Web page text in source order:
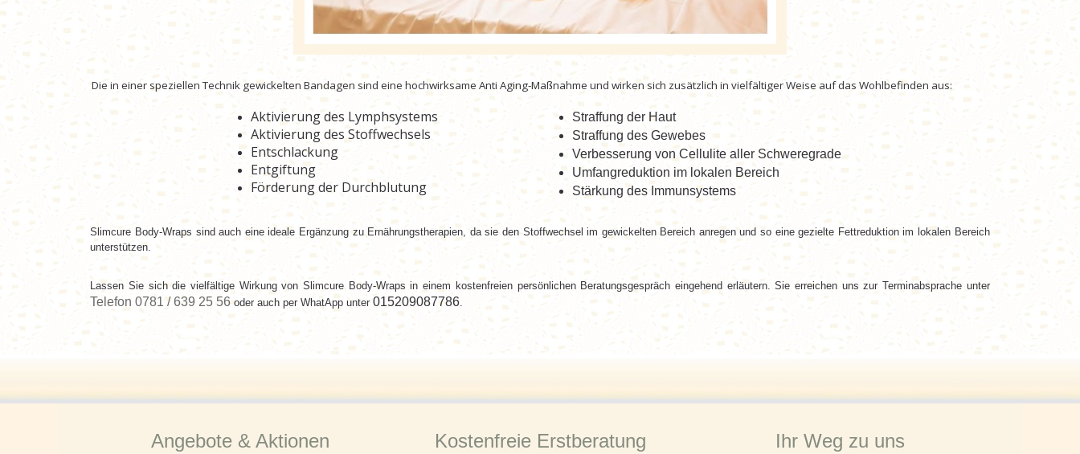
Die in einer speziellen Technik gewickelten Bandagen sind eine hochwirksame Anti Aging-Maßnahme und wirken sich zusätzlich in vielfältiger Weise auf das Wohlbefinden aus:
Aktivierung des Lymphsystems
Aktivierung des Stoffwechsels
Entschlackung
Entgiftung
Förderung der Durchblutung
Straffung der Haut
Straffung des Gewebes
Verbesserung von Cellulite aller Schweregrade
Umfangreduktion im lokalen Bereich
Stärkung des Immunsystems
Slimcure Body-Wraps sind auch eine ideale Ergänzung zu Ernährungstherapien, da sie den Stoffwechsel im gewickelten Bereich anregen und so eine gezielte Fettreduktion im lokalen Bereich
unterstützen.
Lassen Sie sich die vielfältige Wirkung von Slimcure Body-Wraps in einem kostenfreien persönlichen Beratungsgespräch eingehend erläutern. Sie erreichen uns zur Terminabsprache unter
Telefon 0781 / 639 25 56 oder auch per WhatApp unter015209087786
Angebote & Aktionen Kostenfreie Erstberatung Ihr Weg zu uns